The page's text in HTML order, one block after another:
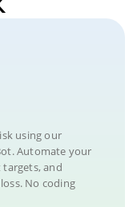
using our
Automate your
and
No coding